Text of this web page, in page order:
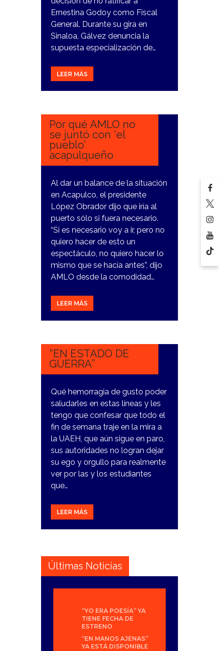
Ernestina Godoy como Fiscal
General. Durante su gira en
Sinaloa, Gálvez denuncia la
supuesta especialización de…
LEER MÁS
15
Por qué AMLO no
se juntó con ‘el
pueblo’
acapulqueño
Al dar un balance de la situación
en Acapulco, el presidente
López Obrador dijo que iría al
puerto sólo si fuera necesario.
“Si es necesario voy a ir, pero no
quiero hacer de esto un
espectáculo, no quiero hacer lo
mismo que se hacía antes”, dijo
AMLO desde la comodidad…
LEER MÁS
26
“EN ESTADO DE
GUERRA”
Qué hemorragia de gusto poder
saludarles en estas líneas y les
tengo que confesar que todo el
fin de semana traje en la mira a
la UAEH, que aún sigue en paro,
sus autoridades no logran dejar
su ego y orgullo para realmente
ver por las y los estudiantes
que…
LEER MÁS
Últimas Noticias
“YO ERA POESÍA” YA
TIENE FECHA DE
ESTRENO
“EN MANOS AJENAS”
YA ESTÁ DISPONIBLE